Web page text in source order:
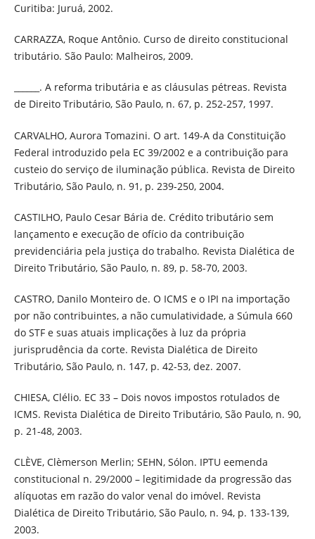
Curitiba: Juruá, 2002.
CARRAZZA, Roque Antônio. Curso de direito constitucional
tributário. São Paulo: Malheiros, 2009.
______. A reforma tributária e as cláusulas pétreas. Revista
de Direito Tributário, São Paulo, n. 67, p. 252-257, 1997.
CARVALHO, Aurora Tomazini. O art. 149-A da Constituição
Federal introduzido pela EC 39/2002 e a contribuição para
custeio do serviço de iluminação pública. Revista de Direito
Tributário, São Paulo, n. 91, p. 239-250, 2004.
CASTILHO, Paulo Cesar Bária de. Crédito tributário sem
lançamento e execução de ofício da contribuição
previdenciária pela justiça do trabalho. Revista Dialética de
Direito Tributário, São Paulo, n. 89, p. 58-70, 2003.
CASTRO, Danilo Monteiro de. O ICMS e o IPI na importação
por não contribuintes, a não cumulatividade, a Súmula 660
do STF e suas atuais implicações à luz da própria
jurisprudência da corte. Revista Dialética de Direito
Tributário, São Paulo, n. 147, p. 42-53, dez. 2007.
CHIESA, Clélio. EC 33 – Dois novos impostos rotulados de
ICMS. Revista Dialética de Direito Tributário, São Paulo, n. 90,
p. 21-48, 2003.
CLÈVE, Clèmerson Merlin; SEHN, Sólon. IPTU eemenda
constitucional n. 29/2000 – legitimidade da progressão das
alíquotas em razão do valor venal do imóvel. Revista
Dialética de Direito Tributário, São Paulo, n. 94, p. 133-139,
2003.